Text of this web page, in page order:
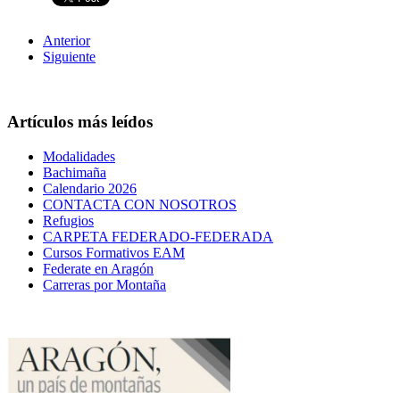
Anterior
Siguiente
Artículos más leídos
Modalidades
Bachimaña
Calendario 2026
CONTACTA CON NOSOTROS
Refugios
CARPETA FEDERADO-FEDERADA
Cursos Formativos EAM
Federate en Aragón
Carreras por Montaña